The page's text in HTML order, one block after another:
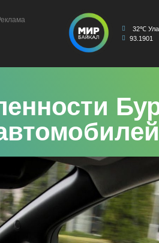
32℃
93.1901